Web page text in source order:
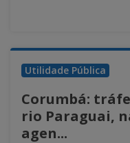
Utilidade Pública
Corumbá:
rio Paraguai,
agen...